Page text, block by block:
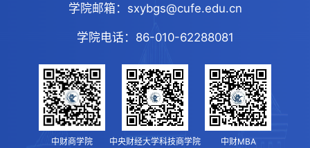
学院邮箱： sxybgs@cufe.edu.cn
学院电话： 86-010-62288081
中财商学院 中央财经大学科技商学院 中财MBA